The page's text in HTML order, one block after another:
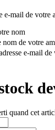
e-mail de votre
nom
nom de votre
e-mail de
quand cet